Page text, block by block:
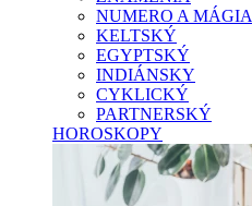
NUMERO A MÁGIA
KELTSKÝ
EGYPTSKÝ
INDIÁNSKY
CYKLICKÝ
PARTNERSKÝ
HOROSKOPY